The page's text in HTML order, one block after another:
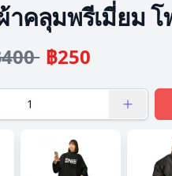
ผ้าคลุมพรีเมี่ยม
฿250